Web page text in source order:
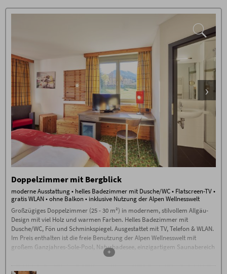
Doppelzimmer mit Bergblick
moderne Ausstattung • helles Badezimmer mit Dusche/WC • Flatscreen-TV •
gratis WLAN • ohne Balkon • inklusive Nutzung der Alpen Wellnesswelt
Großzügiges Doppelzimmer (25 - 30 m²) in modernem, stilvollem Allgäu-
Design mit viel Holz und warmen Farben. Helles Badezimmer mit
Dusche/WC, Fön und Schminkspiegel. Ausgestattet mit TV, Telefon & WLAN.
Im Preis enthalten ist die freie Benutzung der Alpen Wellnesswelt mit
großem Ganzjahres-Sole-Pool, Naturbadesee, einzigartigem Saunabereich
mit Sauna-Alpe, Steinbad, Backstüble, Flachsbad und vielem mehr.
+